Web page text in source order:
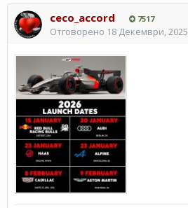
ceco_accord 7517
Отговорено 18 Декември, 2025